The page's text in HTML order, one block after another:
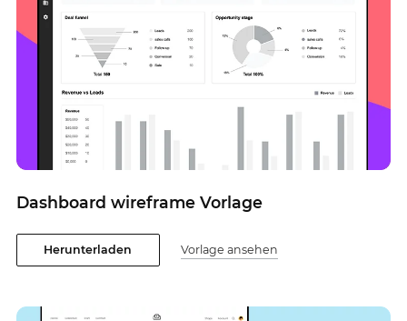
Dashboard wireframe Vorlage
Herunterladen Vorlage ansehen